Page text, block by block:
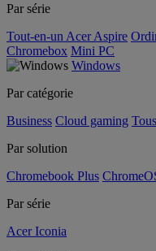
Par série
Tout-en-un Acer Aspire
Chromebox Mini PC
Windows
Par catégorie
Business Cloud gaming
Par solution
Chromebook Plus
Par série
Acer Iconia